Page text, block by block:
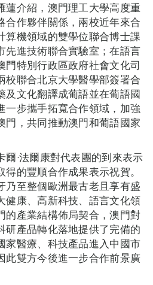
蓮介紹，澳門理工大學高度重
合作夥伴關係，兩校近年來合
算機領域的雙學位聯合博士課
先進技術聯合實驗室；在語言
門特別行政區政府社會文化司
校聯合北京大學醫學部簽署合
及文化翻譯成葡語並在葡語國
一步攜手拓寬合作領域，加強
門，共同推動澳門和葡語國家
·法爾康對代表團的到來表示
的豐順合作成果表示祝賀。
乃至整個歐洲最古老且享有盛
健康、高新科技、語言文化領
的產業結構佈局契合，澳門對
研產品轉化落地提供了完備的
家醫療、科技產品進入中國市
此雙方今後進一步合作前景廣